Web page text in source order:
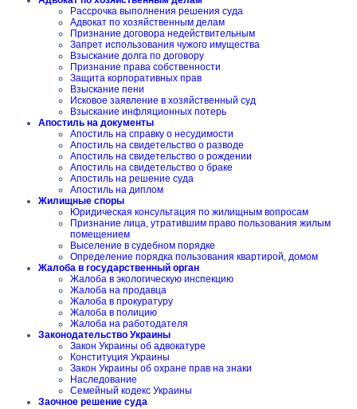
Рассрочка выполнения решения суда
Адвокат по хозяйственным делам
Признание договора недействительным
Запрет использования чужого имущества
Взыскание долга по договору
Признание права собственности
Защита корпоративных прав
Взыскание пени
Исковое заявление в хозяйственный суд
Взыскание инфляционных потерь
Апостиль на документы
Апостиль на справку о несудимости
Апостиль на свидетельство о разводе
Апостиль на свидетельство о рождении
Апостиль на свидетельство о браке
Апостиль на решение суда
Апостиль на диплом
Жилищные споры
Юридическая консультация по жилищным вопросам
Признание лица, утратившим право пользования жилым
помещением
Выселение в судебном порядке
Определение порядка пользования квартирой, домом
Жалоба в государственный орган
Жалоба в экологическую инспекцию
Жалоба на продавца
Жалоба в прокуратуру
Жалоба в полицию
Жалоба на работодателя
Законодательство Украины
Закон Украины об адвокатуре
Конституция Украины
Закон Украины об охране прав на знаки
Наследование
Семейный кодекс Украины
Заочное решение суда